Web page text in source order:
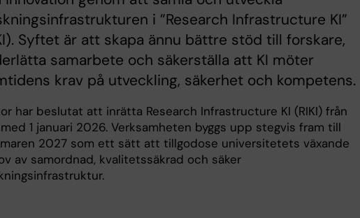
i ”Research Infrastructure KI”
Syftet är att skapa ännu bättre stöd till forskare,
samarbete och säkerställa att KI möter
krav på utveckling, säkerhet och kompetens.
har beslutat att inrätta Research Infrastructure KI (RIKI) från
1 januari 2026. Verksamheten byggs upp stegvis fram till
2027 som ett sätt att tillgodose universitetets växande
av samordnad, kvalitetssäkrad och säker